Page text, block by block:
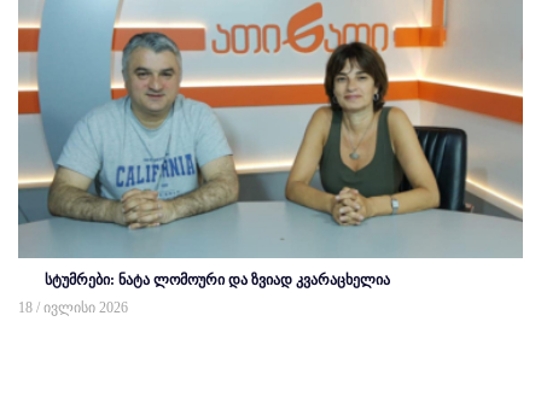
სტუმრები: ნატა ლომოური და ზვიად კვარაცხელია
18 / ივლისი 2026